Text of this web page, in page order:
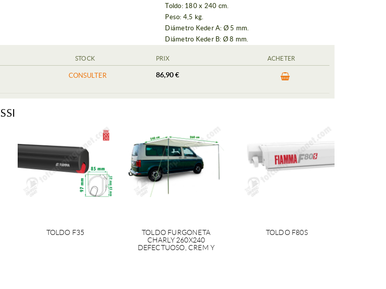
Toldo: 180 x 240 cm.
Peso: 4,5 kg.
Diámetro Keder A: Ø 5 mm.
Diámetro Keder B: Ø 8 mm.
STOCK PRIX ACHETER
CONSULTER 86,90 €
TOLDO F35
TOLDO FURGONETA
CHARLY 260X240
DEFECTUOSO, CREM Y
TOLDO F80S